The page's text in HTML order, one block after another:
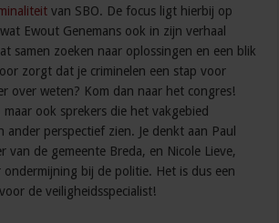
van SBO. De focus ligt hierbij op
Ewout Genemans ook in zijn verhaal
samen zoeken naar oplossingen en een blik
zorgt dat je criminelen een stap voor
over weten? Kom dan naar het congres!
ook sprekers die het vakgebied
ander perspectief zien. Je denkt aan Paul
van de gemeente Breda, en Nicole Lieve,
ondermijning bij de politie. Het is dus een
de veiligheidsspecialist!